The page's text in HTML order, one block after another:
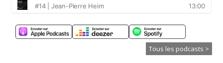
Tous les podcasts >